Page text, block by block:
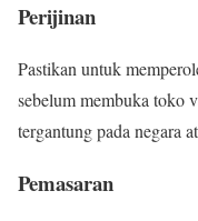
Perijinan
Pastikan untuk
sebelum membuka toko
tergantung pada negara
Pemasaran